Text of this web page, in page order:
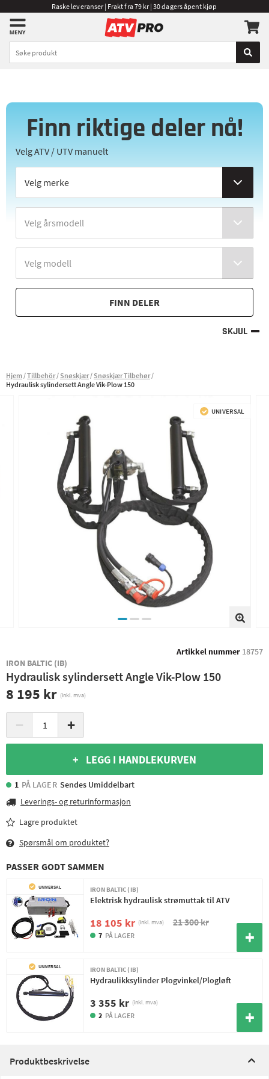
Raske leveranser | Frakt fra 79 kr | 30 dagers åpent kjøp
Finn riktige deler nå!
Velg ATV / UTV manuelt
FINN DELER
SKJUL
Hjem Tillbehör Snøskjær Snøskjær Tilbehør
Hydraulisk sylindersett Angle Vik-Plow 150
UNIVERSAL
Artikkel nummer 18757
IRON BALTIC (IB)
Hydraulisk sylindersett Angle Vik-Plow 150
8 195 kr (inkl. mva)
− +
+ LEGG I HANDLEKURVEN
1 PÅ LAGER Sendes Umiddelbart
Leverings- og returinformasjon
Lagre produktet
Spørsmål om produktet?
PASSER GODT SAMMEN
UNIVERSAL IRON BALTIC (IB)
Elektrisk hydraulisk strømuttak til ATV
18 105 kr (inkl. mva) 21 300 kr
7 PÅ LAGER
UNIVERSAL IRON BALTIC (IB)
Hydraulikksylinder Plogvinkel/Plogløft
3 355 kr (inkl. mva)
2 PÅ LAGER
Produktbeskrivelse